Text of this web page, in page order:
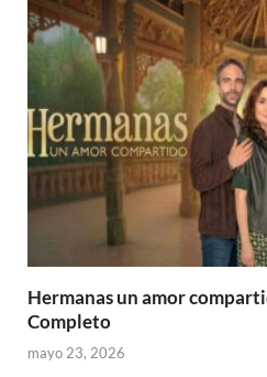
Hermanas un amor
Completo
mayo 23, 2026